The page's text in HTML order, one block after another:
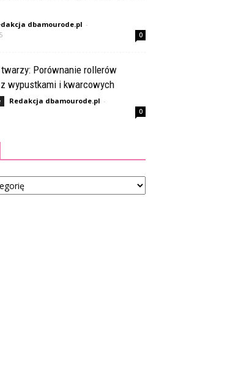
dbamourode.pl -
0
Porównanie rollerów
wypustkami i kwarcowych
Redakcja dbamourode.pl -
0